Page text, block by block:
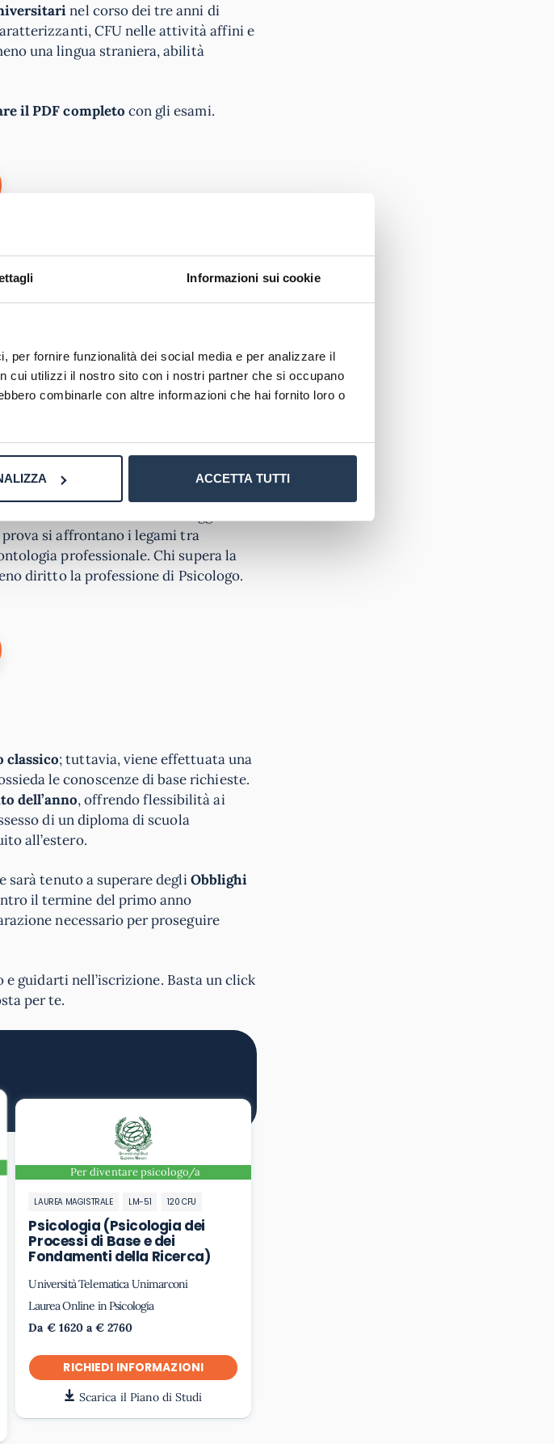
Informazioni sui cookie
per fornire funzionalità dei social media e per analizzare il
cui utilizzi il nostro sito con i nostri partner che si occupano
combinarle con altre informazioni che hai fornito loro o
ACCETTA TUTTI
nel corso dei tre anni di
CFU nelle attività affini e
una lingua straniera, abilità
il PDF completo con gli esami.
della personalità, utilizzare
e pratico alle persone
una laureamagistrale in Psicologia,
esame di Stato. Questa
Psicologiche: di fatto, al suo interno
Pratico Valutativo), passando da
20 CFU e diventando oggetto
si affrontano i legami tra
professionale. Chi supera la
diritto la professione di Psicologo.
classico; tuttavia, viene effettuata una
le conoscenze di base richieste.
dell’anno, offrendo flessibilità ai
di un diploma di scuola
all’estero.
sarà tenuto a superare degliObblighi
il termine del primo anno
necessario per proseguire
guidarti nell’iscrizione. Basta un click
per te.
Per diventare psicologo/a
LAUREA MAGISTRALE LM-51 120 CFU
Psicologia (Psicologia dei
Processi di Base e dei
Fondamenti della Ricerca)
Università Telematica Unimarconi
Laurea Online in Psicologia
Da € 1620 a € 2760
RICHIEDI INFORMAZIONI
Scarica il Piano di Studi